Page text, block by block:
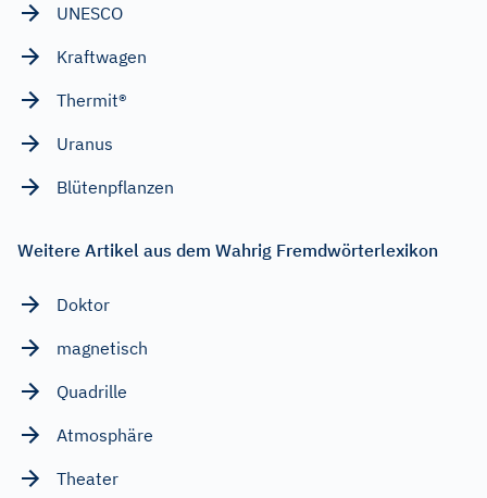
UNESCO
Kraftwagen
Thermit®
Uranus
Blütenpflanzen
Weitere Artikel aus dem Wahrig Fremdwörterlexikon
Doktor
magnetisch
Quadrille
Atmosphäre
Theater